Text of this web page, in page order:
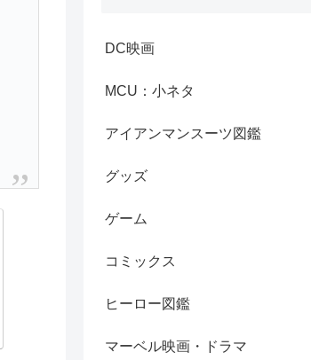
DC映画
MCU：小ネタ
アイアンマンスーツ図鑑
グッズ
ゲーム
コミックス
ヒーロー図鑑
マーベル映画・ドラマ